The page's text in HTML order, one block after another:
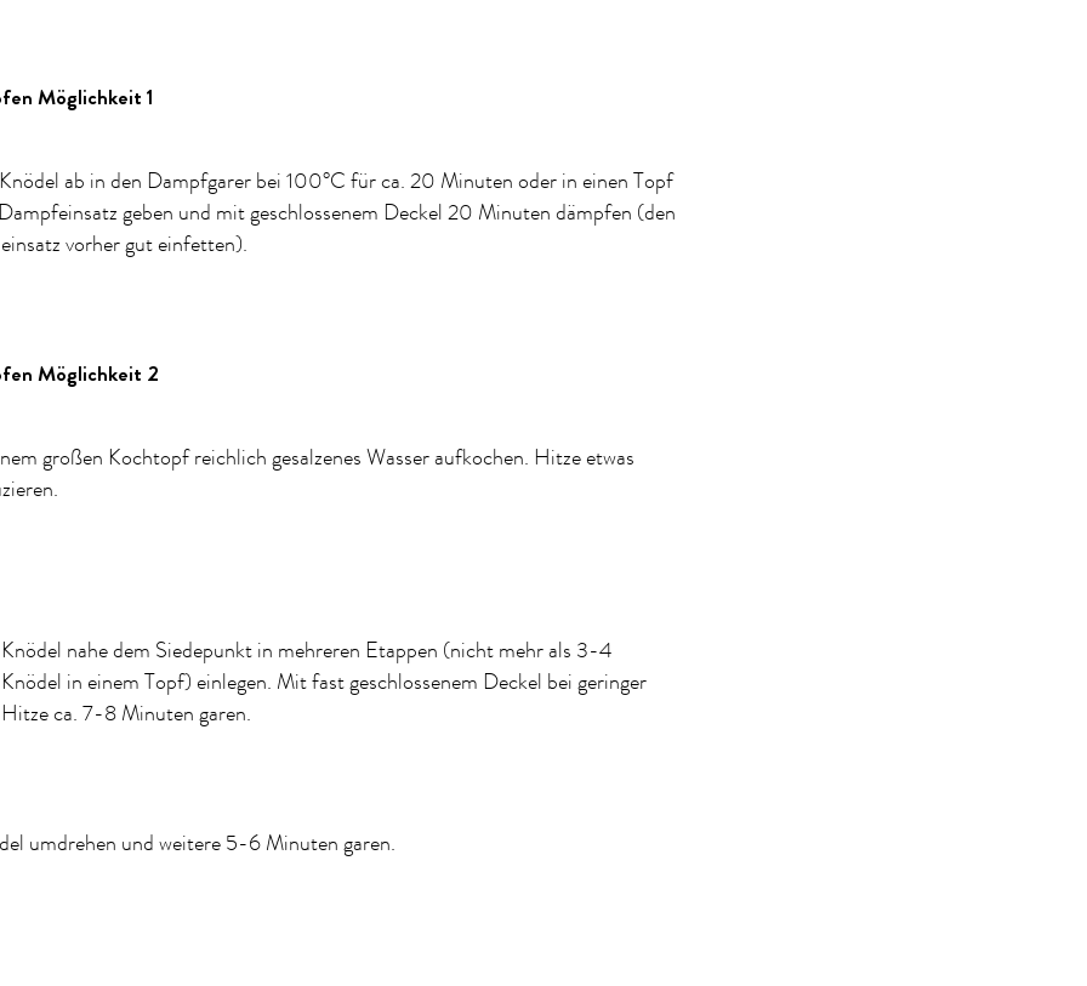
Möglichkeit 1
ab in den Dampfgarer bei 100°C für ca. 20 Minuten oder in einen Topf
geben und mit geschlossenem Deckel 20 Minuten dämpfen (den
vorher gut einfetten).
Möglichkeit 2
großen Kochtopf reichlich gesalzenes Wasser aufkochen. Hitze etwas
Knödel nahe dem Siedepunkt in mehreren Etappen (nicht mehr als 3-4
Knödel in einem Topf) einlegen. Mit fast geschlossenem Deckel bei geringer
Hitze ca. 7-8 Minuten garen.
umdrehen und weitere 5-6 Minuten garen.